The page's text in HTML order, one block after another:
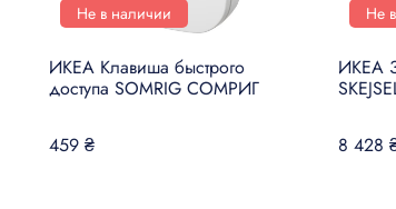
Не в наличии
ИКЕА Клавиша быстрого
доступа SOMRIG СОМРИГ
459 ₴
Не
ИКЕА
8 428